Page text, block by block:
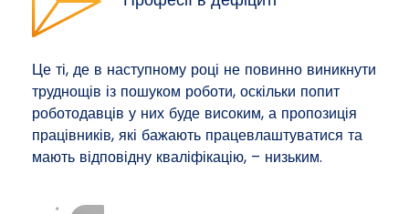
Це ті, де в наступному році не повинно виникнути
труднощів із пошуком роботи, оскільки попит
роботодавців у них буде високим, а пропозиція
працівників, які бажають працевлаштуватися та
мають відповідну кваліфікацію, – низьким.